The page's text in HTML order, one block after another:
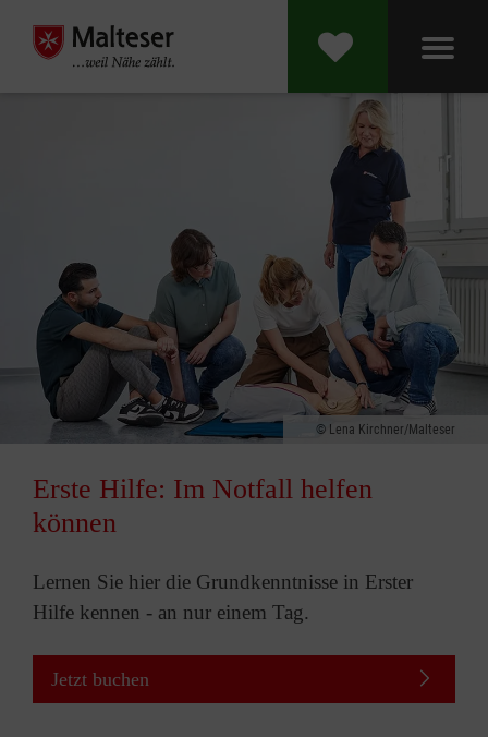
Lena Kirchner/Malteser
Erste Hilfe: Im Notfall helfen
können
Lernen Sie hier die Grundkenntnisse in Erster
Hilfe kennen - an nur einem Tag.
Jetzt buchen